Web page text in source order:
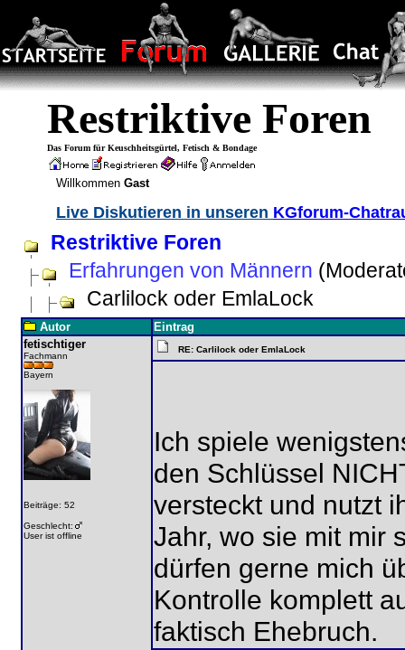
Restriktive Foren
Das Forum für Keuschheitsgürtel, Fetisch & Bondage
Willkommen Gast
Live Diskutieren in unseren KGforum-
Restriktive Foren
Erfahrungen von Männern
Carlilock oder EmlaLock
Autor
Eintrag
fetischtiger
Fachmann
Bayern
Beiträge: 52
Geschlecht:
User ist offline
RE: Carlilock oder EmlaLock
Ich spiele
den Schlüssel
versteckt und nutzt
Jahr, wo sie mit mir
dürfen gerne mich
Kontrolle komplett
faktisch Ehebruch.